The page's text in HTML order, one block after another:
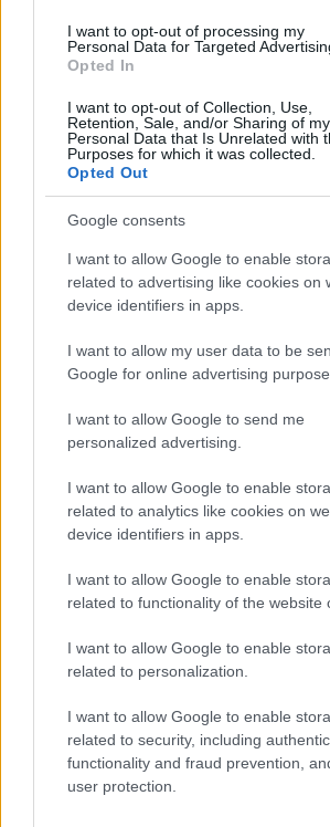
I want to opt-out of processing my
Personal Data for Targeted
Opted In
I want to opt-out of Collection, Use,
Retention, Sale, and/or Sharing of my
Personal Data that Is Unrelated with
Purposes for which it was collected.
Opted Out
Google consents
I want to allow Google to enable
related to advertising like cookies on
device identifiers in apps.
I want to allow my user data to be
Google for online advertising
I want to allow Google to send me
personalized advertising.
I want to allow Google to enable
related to analytics like cookies on
device identifiers in apps.
I want to allow Google to enable
related to functionality of the website
I want to allow Google to enable
related to personalization.
I want to allow Google to enable
related to security, including
functionality and fraud prevention,
user protection.
Continua a leggere